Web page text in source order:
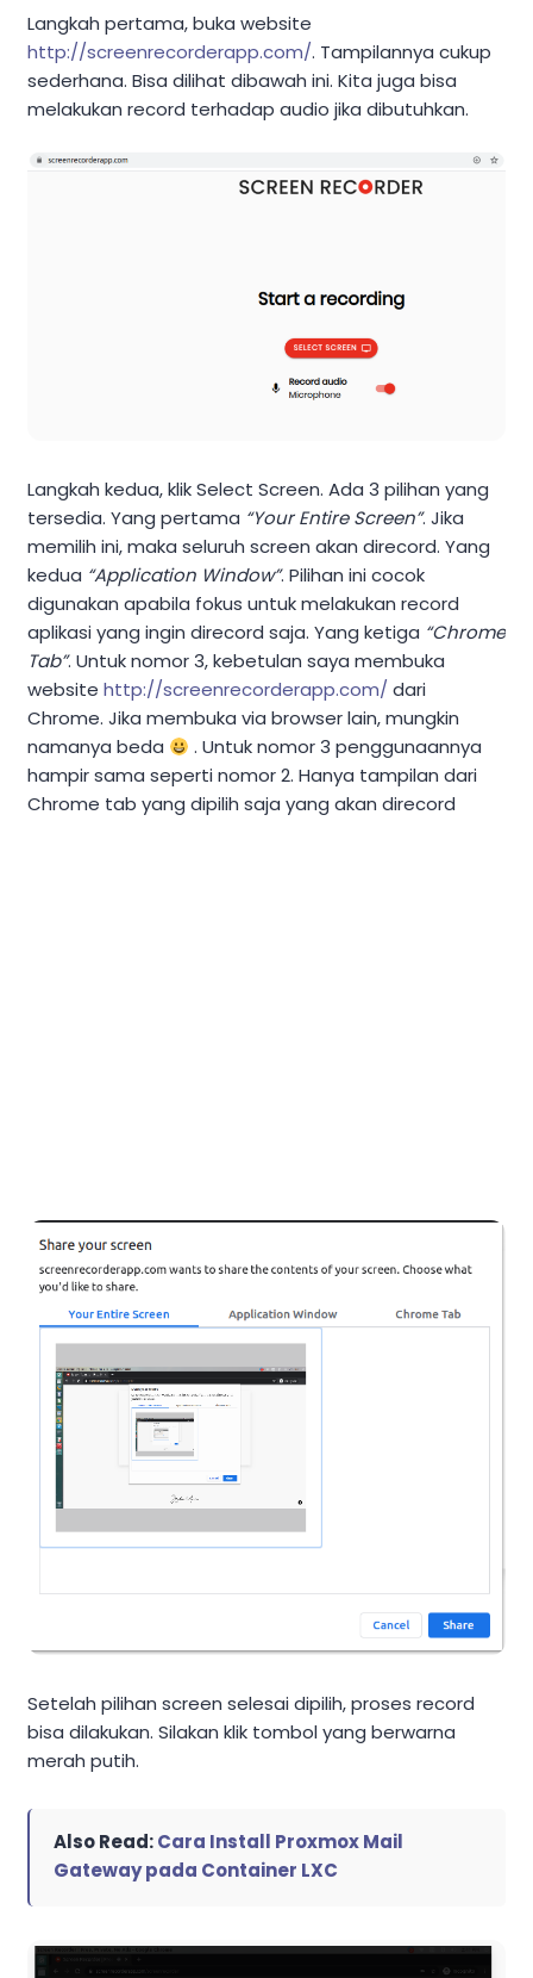
Langkah pertama, buka website
http://screenrecorderapp.com/. Tampilannya cukup
sederhana. Bisa dilihat dibawah ini. Kita juga bisa
melakukan record terhadap audio jika dibutuhkan.
Langkah kedua, klik Select Screen. Ada 3 pilihan yang
tersedia. Yang pertama “Your Entire Screen”. Jika
memilih ini, maka seluruh screen akan direcord. Yang
kedua “Application Window”. Pilihan ini cocok
digunakan apabila fokus untuk melakukan record
aplikasi yang ingin direcord saja. Yang ketiga “Chrome
Tab”. Untuk nomor 3, kebetulan saya membuka
website http://screenrecorderapp.com/ dari
Chrome. Jika membuka via browser lain, mungkin
namanya beda
. Untuk nomor 3 penggunaannya
hampir sama seperti nomor 2. Hanya tampilan dari
Chrome tab yang dipilih saja yang akan direcord
Setelah pilihan screen selesai dipilih, proses record
bisa dilakukan. Silakan klik tombol yang berwarna
merah putih.
Also Read:Cara Install Proxmox Mail
Gateway pada Container LXC